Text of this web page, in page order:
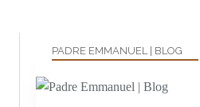
PADRE EMMANUEL | BLOG